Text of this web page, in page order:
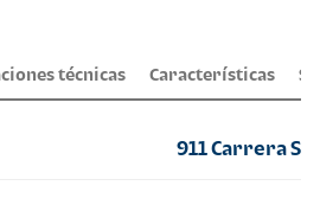
técnicas Características
911 Carrera S